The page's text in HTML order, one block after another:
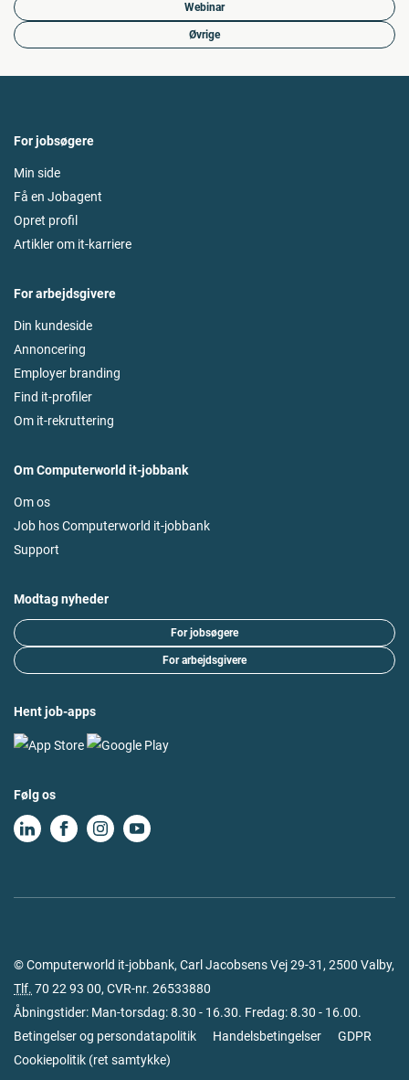
Webinar
Øvrige
For jobsøgere
Min side
Få en Jobagent
Opret profil
Artikler om it-karriere
For arbejdsgivere
Din kundeside
Annoncering
Employer branding
Find it-profiler
Om it-rekruttering
Om Computerworld it-jobbank
Om os
Job hos Computerworld it-jobbank
Support
Modtag nyheder
For jobsøgere
For arbejdsgivere
Hent job-apps
Følg os
© Computerworld it-jobbank, Carl Jacobsens Vej 29-31, 2500 Valby,
Tlf. 70 22 93 00, CVR-nr. 26533880
Åbningstider: Man-torsdag: 8.30 - 16.30. Fredag: 8.30 - 16.00.
Betingelser og persondatapolitik
Handelsbetingelser
GDPR
Cookiepolitik (ret samtykke)